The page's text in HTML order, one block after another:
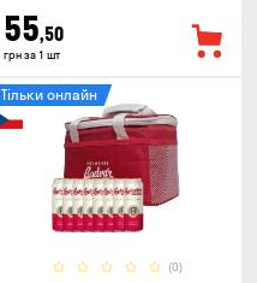
55,50
грн за 1 шт
(0)
Тільки онлайн